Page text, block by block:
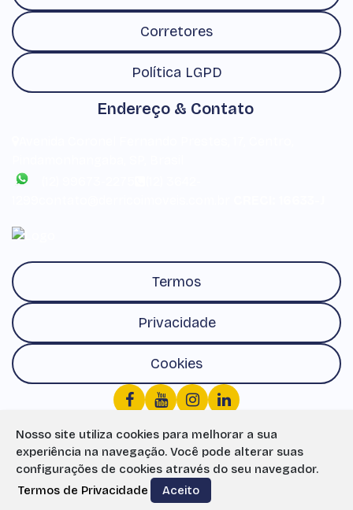
Nosso site utiliza cookies para melhorar a sua
experiência na navegação. Você pode alterar suas
configurações de cookies através do seu navegador.
Termos de Privacidade
Aceito
Corretores
Política LGPD
Endereço & Contato
Termos
Privacidade
Cookies